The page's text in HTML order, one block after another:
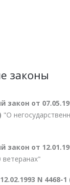
законы
закон от
"О
закон от
ветеранах"
N 4468-